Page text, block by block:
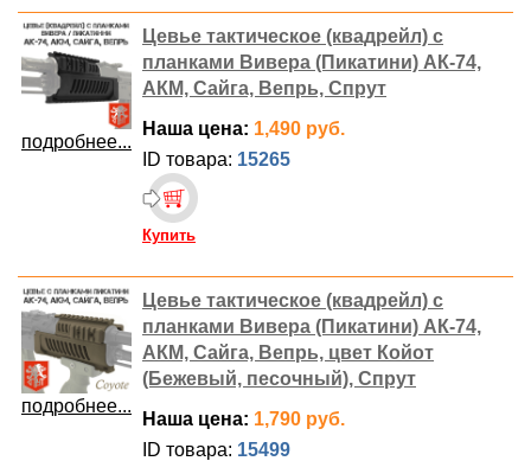
подробнее...
Цевье тактическое (квадрейл) с
планками Вивера (Пикатини) АК-74,
АКМ, Сайга, Вепрь, Спрут
Наша цена: 1,490 руб.
ID товара: 15265
Купить
подробнее...
Цевье тактическое (квадрейл) с
планками Вивера (Пикатини) АК-74,
АКМ, Сайга, Вепрь, цвет Койот
(Бежевый, песочный), Спрут
Наша цена: 1,790 руб.
ID товара: 15499